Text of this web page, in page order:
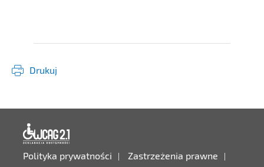
Drukuj
Polityka prywatności Zastrzeżenia prawne